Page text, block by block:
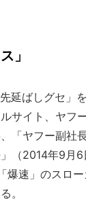
」
延ばしグセ」
サイト、ヤフ
「ヤフー副社
（2014年9月6
爆速」のスロ
。